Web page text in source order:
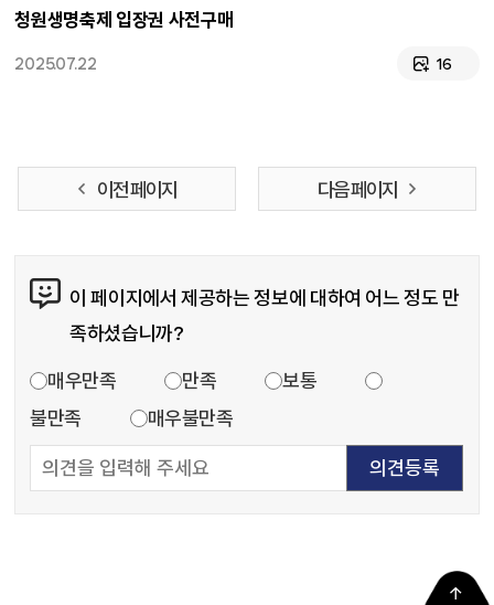
청원생명축제 입장권 사전구매
2025.07.22 16
이전 페이지 다음 페이지
이 페이지에서 제공하는 정보에 대하여 어느 정도 만
족하셨습니까?
매우만족 만족
보통
불만족
매우불만족